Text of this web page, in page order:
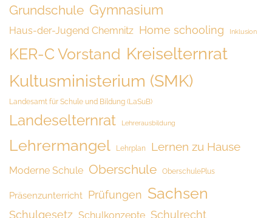
Grundschule Gymnasium
Haus-der-Jugend Chemnitz Home schooling Inklusion
KER-C Vorstand Kreiselternrat
Kultusministerium (SMK)
Landesamt für Schule und Bildung (LaSuB)
Landeselternrat Lehrerausbildung
Lehrermangel Lehrplan Lernen zu Hause
Moderne Schule Oberschule OberschulePlus
Präsenzunterricht Prüfungen Sachsen
Schulgesetz Schulkonzepte Schulrecht